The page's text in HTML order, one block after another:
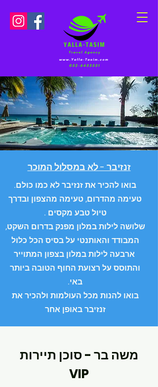
זנזיבר - לא במסלול המוכר
בואו להכיר את זנזיבר לא כמו כולם.
טעימה מהדרום, טעימה מהצפון ובדרך
טיול טבע מקסים .
שלושה לילות במלון מפנק בדרום השקט,
המבודד והאותנטי על בסיס הכל כלול
ארבעה לילות במלון בצפון המתוייר
והתוסס על רצועת החוף הטובה ביותר
באי.
בואו להנות מכל העולמות ולהכיר את
זנזיבר באופן אחר
משה בר - סוכן תיירות
VIP